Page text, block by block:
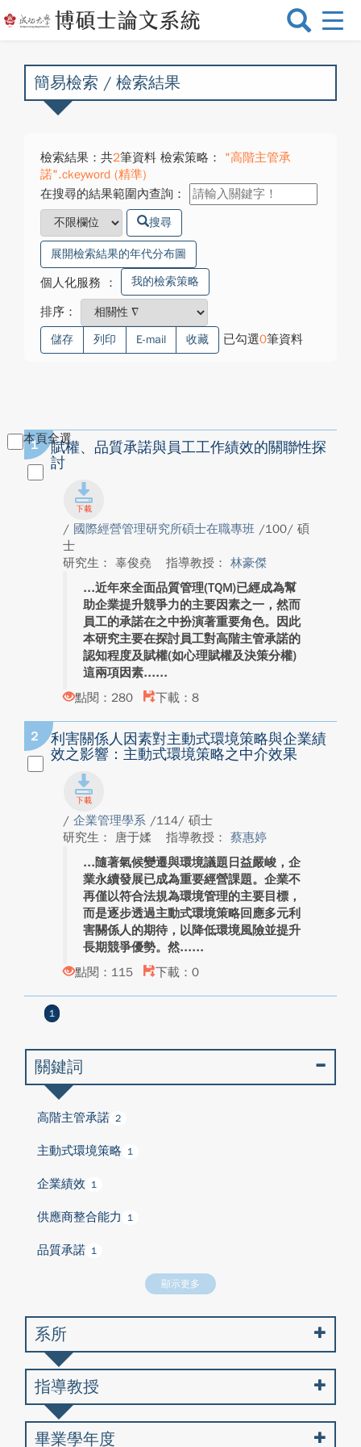
選
換
簡易檢索 / 檢索結果
檢索結果：共2筆資料 檢索策略：
"高階主管承
諾".ckeyword (精準)
在搜尋的結果範圍內查詢：
搜尋
展開檢索結果的年代分布圖
個人化服務 ： 我的檢索策略
排序：
儲存 列印 E-mail 收藏 已勾選0筆資料
本頁全選
1
賦權、品質承諾與員工工作績效的關聯性探
討
/ 國際經營管理研究所碩士在職專班 /100/ 碩
士
研究生： 辜俊堯
指導教授： 林豪傑
近年來全面品質管理(TQM)已經成為幫
助企業提升競爭力的主要因素之一，然而
員工的承諾在之中扮演著重要角色。因此
本研究主要在探討員工對高階主管承諾的
認知程度及賦權(如心理賦權及決策分權)
這兩項因素...
點閱：280
下載：8
2
利害關係人因素對主動式環境策略與企業績
效之影響：主動式環境策略之中介效果
/ 企業管理學系 /114/ 碩士
研究生： 唐于媃
指導教授： 蔡惠婷
隨著氣候變遷與環境議題日益嚴峻，企
業永續發展已成為重要經營課題。企業不
再僅以符合法規為環境管理的主要目標，
而是逐步透過主動式環境策略回應多元利
害關係人的期待，以降低環境風險並提升
長期競爭優勢。然...
點閱：115
下載：0
1
關鍵詞
高階主管承諾 2
主動式環境策略 1
企業績效 1
供應商整合能力 1
品質承諾 1
顯示更多
系所
指導教授
畢業學年度